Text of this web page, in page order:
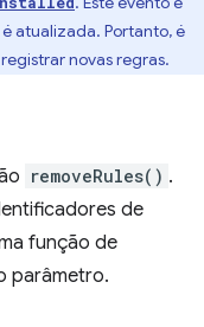
atualizada. Portanto, é
novas regras.
removeRules() .
de
função de
parâmetro.